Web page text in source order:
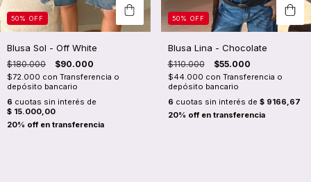
50% OFF
Blusa Sol - Off White
$180.000 $90.000
$72.000 con Transferencia o
depósito bancario
6 cuotas sin interés de
$ 15.000,00
50% OFF
Blusa Lina - Chocolate
$110.000 $55.000
$44.000 con Transferencia o
depósito bancario
6 cuotas sin interés de $ 9166,67